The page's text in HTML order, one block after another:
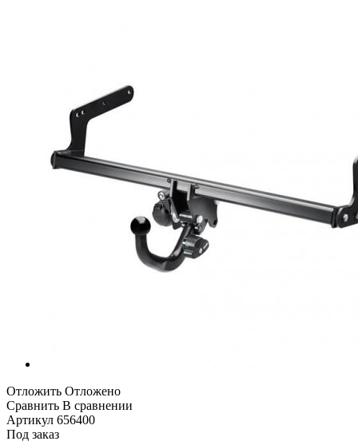
Отложить Отложено
Сравнить В сравнении
Артикул 656400
Под заказ